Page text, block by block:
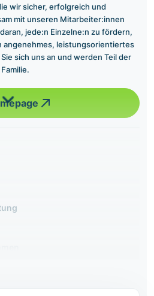
wir sicher, erfolgreich und
mit unseren Mitarbeiter:innen
jede:n Einzelne:n zu fördern,
angenehmes, leistungsorientiertes
sich uns an und werden Teil der